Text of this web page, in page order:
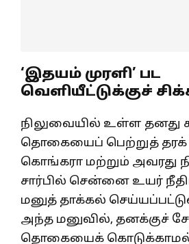
‘இதயம் முரளி’ பட
வெளியீட்டுக்குச்
நிலுவையில் உள்ள தனது
தொகையைப் பெற்றுத் தரக்
கொங்கரா மற்றும் அவரது
சார்பில் சென்னை உயர்
மனுத் தாக்கல்
அந்த மனுவில், தனக்குச்
தொகையைக்